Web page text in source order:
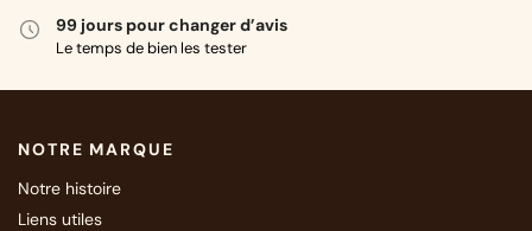
99 jours pour changer d’avis
Le temps de bien les tester
NOTRE MARQUE
Notre histoire
Liens utiles